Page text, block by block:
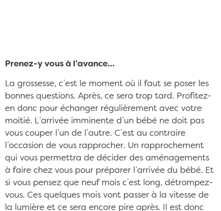
Prenez-y vous à l’avance…
La grossesse, c’est le moment où il faut se poser les
bonnes questions. Après, ce sera trop tard. Profitez-
en donc pour échanger régulièrement avec votre
moitié. L’arrivée imminente d’un bébé ne doit pas
vous couper l’un de l’autre. C’est au contraire
l’occasion de vous rapprocher. Un rapprochement
qui vous permettra de décider des aménagements
à faire chez vous pour préparer l’arrivée du bébé. Et
si vous pensez que neuf mois c’est long, détrompez-
vous. Ces quelques mois vont passer à la vitesse de
la lumière et ce sera encore pire après. Il est donc